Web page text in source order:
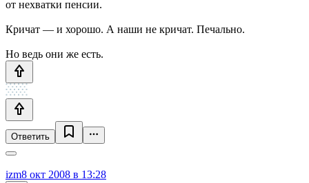
от нехватки пенсии.
Кричат — и хорошо. А наши не кричат. Печально.
Но ведь они же есть.
Ответить
izm8 окт 2008 в 13:28